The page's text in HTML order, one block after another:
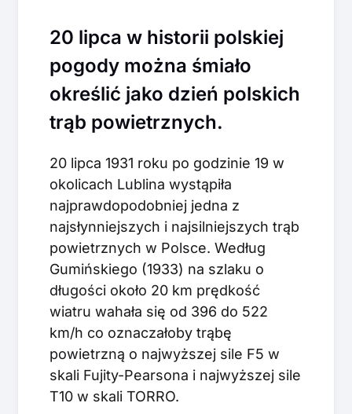
20 lipca w historii polskiej
pogody można śmiało
określić jako dzień polskich
trąb powietrznych.
20 lipca 1931 roku po godzinie 19 w
okolicach Lublina wystąpiła
najprawdopodobniej jedna z
najsłynniejszych i najsilniejszych trąb
powietrznych w Polsce. Według
Gumińskiego (1933) na szlaku o
długości około 20 km prędkość
wiatru wahała się od 396 do 522
km/h co oznaczałoby trąbę
powietrzną o najwyższej sile F5 w
skali Fujity-Pearsona i najwyższej sile
T10 w skali TORRO.